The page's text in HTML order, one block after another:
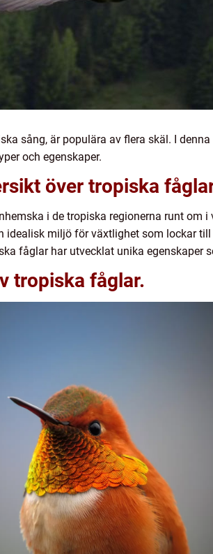
sång, är populära av flera skäl. I
och egenskaper.
över tropiska
i de tropiska regionerna runt om
idealisk miljö för växtlighet som lockar
fåglar har utvecklat unika egenskaper
tropiska fåglar.